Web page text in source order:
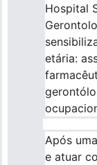
Hospital
etária:
Após
e atuar